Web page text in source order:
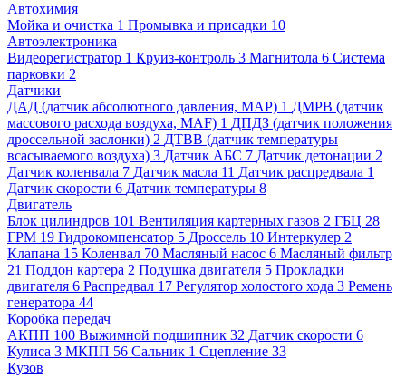
Автохимия
Мойка и очистка 1 Промывка и присадки 10
Автоэлектроника
Видеорегистратор 1 Круиз-контроль 3 Магнитола 6 Система
парковки 2
Датчики
ДАД (датчик абсолютного давления, MAP) 1 ДМРВ (датчик
массового расхода воздуха, MAF) 1 ДПДЗ (датчик положения
дроссельной заслонки) 2 ДТВВ (датчик температуры
всасываемого воздуха) 3 Датчик АБС 7 Датчик детонации 2
Датчик коленвала 7 Датчик масла 11 Датчик распредвала 1
Датчик скорости 6 Датчик температуры 8
Двигатель
Блок цилиндров 101 Вентиляция картерных газов 2 ГБЦ 28
ГРМ 19 Гидрокомпенсатор 5 Дроссель 10 Интеркулер 2
Клапана 15 Коленвал 70 Масляный насос 6 Масляный фильтр
21 Поддон картера 2 Подушка двигателя 5 Прокладки
двигателя 6 Распредвал 17 Регулятор холостого хода 3 Ремень
генератора 44
Коробка передач
АКПП 100 Выжимной подшипник 32 Датчик скорости 6
Кулиса 3 МКПП 56 Сальник 1 Сцепление 33
Кузов